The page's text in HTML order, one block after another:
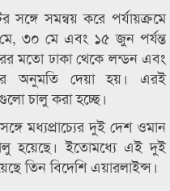
সঙ্গে সমন্বয় করে পর্যায়ক্রমে
৩০ মে এবং ১৫ জুন পর্যন্ত
মতো ঢাকা থেকে লন্ডন এবং
অনুমতি দেয়া হয়। এরই
চালু করা হচ্ছে।
মধ্যপ্রাচ্যের দুই দেশ ওমান
হয়েছে। ইতোমধ্যে এই দুই
তিন বিদেশি এয়ারলাইন্স।